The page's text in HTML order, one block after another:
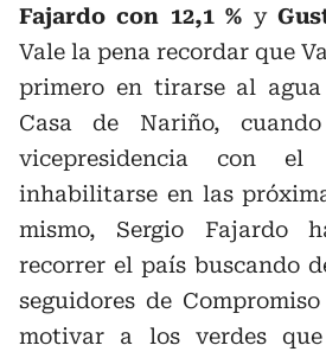
Fajardo con 12,1 % y
Vale la pena recordar que
primero en tirarse al
Casa de Nariño,
vicepresidencia con
inhabilitarse en las
mismo, Sergio Fajardo
recorrer el país buscando
seguidores de
motivar a los verdes